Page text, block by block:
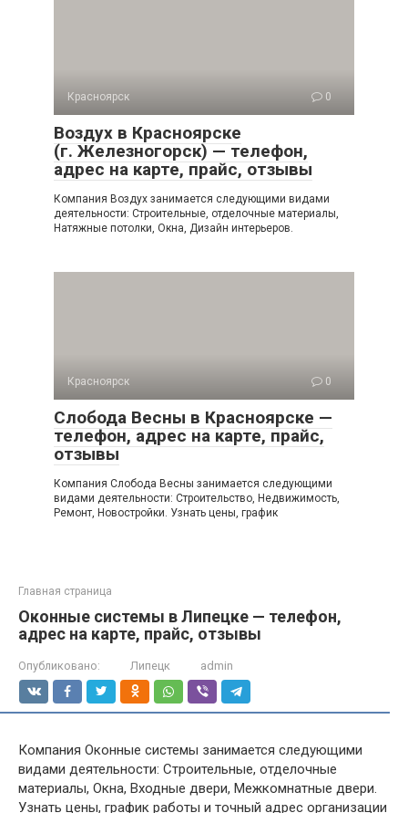
Красноярск 0
Воздух в Красноярске
(г. Железногорск) — телефон,
адрес на карте, прайс, отзывы
Компания Воздух занимается следующими видами
деятельности: Строительные, отделочные материалы,
Натяжные потолки, Окна, Дизайн интерьеров.
Красноярск 0
Слобода Весны в Красноярске —
телефон, адрес на карте, прайс,
отзывы
Компания Слобода Весны занимается следующими
видами деятельности: Строительство, Недвижимость,
Ремонт, Новостройки. Узнать цены, график
Главная страница
Оконные системы в Липецке — телефон,
адрес на карте, прайс, отзывы
Опубликовано: Липецк admin
Компания Оконные системы занимается следующими
видами деятельности: Строительные, отделочные
материалы, Окна, Входные двери, Межкомнатные двери.
Узнать цены, график работы и точный адрес организации